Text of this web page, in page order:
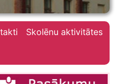
Skolēnu aktivitātes